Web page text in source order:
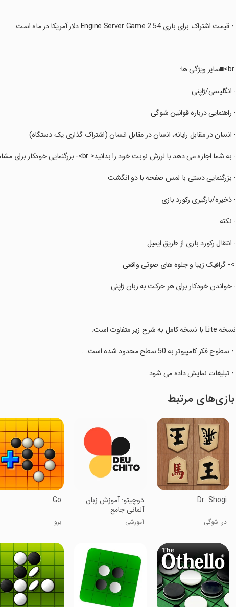
‏・قیمت اشتراک برای بازی Engine Server Game 2.54 دلار آمریکا در ماه است.
‏ br>■سایر ویژگی ها:
‏- انگلیسی/ژاپنی
‏- راهنمایی درباره قوانین شوگی
‏- انسان در مقابل رایانه، انسان در مقابل انسان (اشتراک گذاری یک دستگاه)
‏- به شما اجازه می دهد با لرزش نوبت خود را بدانید< br>- بزرگنمایی خودکار برای مشاهده و عملیات آسان
‏- بزرگنمایی دستی با لمس صفحه با دو انگشت
‏- ذخیره/بارگیری رکورد بازی
‏- نکته
‏- انتقال رکورد بازی از طریق ایمیل
‏ >- گرافیک زیبا و جلوه های صوتی واقعی
‏- خواندن خودکار برای هر حرکت به زبان ژاپنی
‏نسخه Lite با نسخه کامل به شرح زیر متفاوت است:
‏・سطوح فکر کامپیوتر به 50 سطح محدود شده است. .
‏・تبلیغات نمایش داده می شود
بازی‌های مرتبط
Dr. Shogi
در. شوگی
‏‏‏‏دوچیتو: آموزش زبان
آلمانی جامع
آموزشی
Go
برو